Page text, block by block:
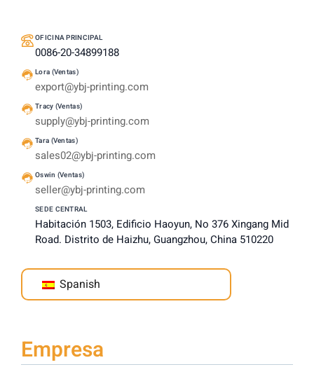
OFICINA PRINCIPAL
0086-20-34899188
Lora (Ventas)
export@ybj-printing.com
Tracy (Ventas)
supply@ybj-printing.com
Tara (Ventas)
sales02@ybj-printing.com
Oswin (Ventas)
seller@ybj-printing.com
SEDE CENTRAL
Habitación 1503, Edificio Haoyun, No 376 Xingang Mid
Road. Distrito de Haizhu, Guangzhou, China 510220
Spanish
Empresa